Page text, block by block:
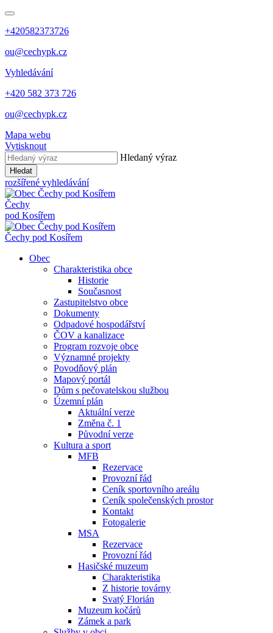
+420582373726
ou@cechypk.cz
Vyhledávání
+420 582 373 726
ou@cechypk.cz
Mapa webu
Vytisknout
Hledaný výraz
Hledat
rozšířené vyhledávání
Čechy
pod Kosířem
Čechy pod Kosířem
Obec
Charakteristika obce
Historie
Současnost
Zastupitelstvo obce
Dokumenty
Odpadové hospodářství
ČOV a kanalizace
Program rozvoje obce
Významné projekty
Povodňový plán
Mapový portál
Dům s pečovatelskou službou
Územní plán
Aktuální verze
Změna č. 1
Původní verze
Kultura a sport
MFB
Rezervace
Provozní řád
Ceník sportovního areálu
Ceník společenských prostor
Kontakt
Fotogalerie
MSA
Rezervace
Provozní řád
Hasičské muzeum
Charakteristika
Z historie továrny
Svatý Florián
Muzeum kočárů
Zámek a park